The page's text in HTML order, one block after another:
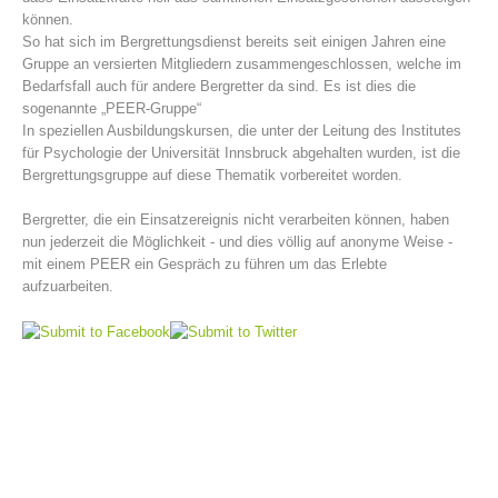
Bergrettungsstellen
können.
So hat sich im Bergrettungsdienst bereits seit einigen Jahren eine
Gruppe an versierten Mitgliedern zusammengeschlossen, welche im
Bedarfsfall auch für andere Bergretter da sind. Es ist dies die
sogenannte „PEER-Gruppe“
In speziellen Ausbildungskursen, die unter der Leitung des Institutes
für Psychologie der Universität Innsbruck abgehalten wurden, ist die
Bergrettungsgruppe auf diese Thematik vorbereitet worden.
Bergretter, die ein Einsatzereignis nicht verarbeiten können, haben
nun jederzeit die Möglichkeit - und dies völlig auf anonyme Weise -
mit einem PEER ein Gespräch zu führen um das Erlebte
aufzuarbeiten.